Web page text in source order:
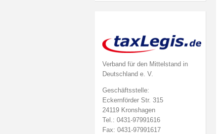
Verband für den Mittelstand in
Deutschland e. V.
Geschäftsstelle:
Eckernförder Str. 315
24119 Kronshagen
Tel.: 0431-97991616
Fax: 0431-97991617